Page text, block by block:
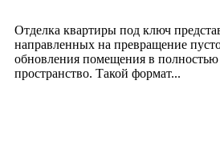
Отделка квартиры под ключ
направленных на превращение
обновления помещения в
пространство. Такой формат...
логотипом: эффективный